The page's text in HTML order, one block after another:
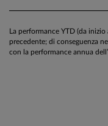
La performance YTD (da
precedente; di conseguenza
con la performance annua